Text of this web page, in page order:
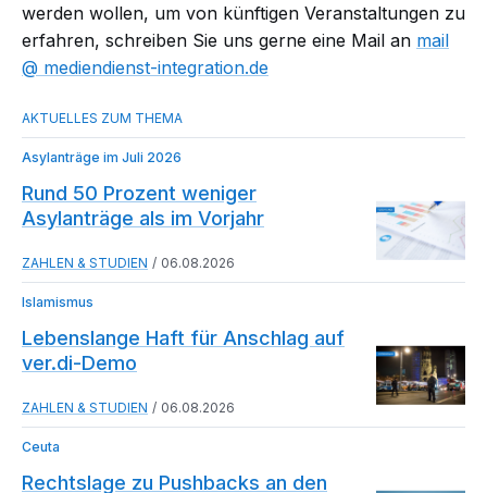
werden wollen, um von künftigen Veranstaltungen zu
erfahren, schreiben Sie uns gerne eine Mail an mail​
mediendienst-integration.de
Asylanträge im Juli 2026
Rund 50 Prozent weniger
Asylanträge als im Vorjahr
ZAHLEN & STUDIEN 06.08.2026
Islamismus
Lebenslange Haft für Anschlag auf
ver.di-Demo
ZAHLEN & STUDIEN 06.08.2026
Ceuta
Rechtslage zu Pushbacks an den